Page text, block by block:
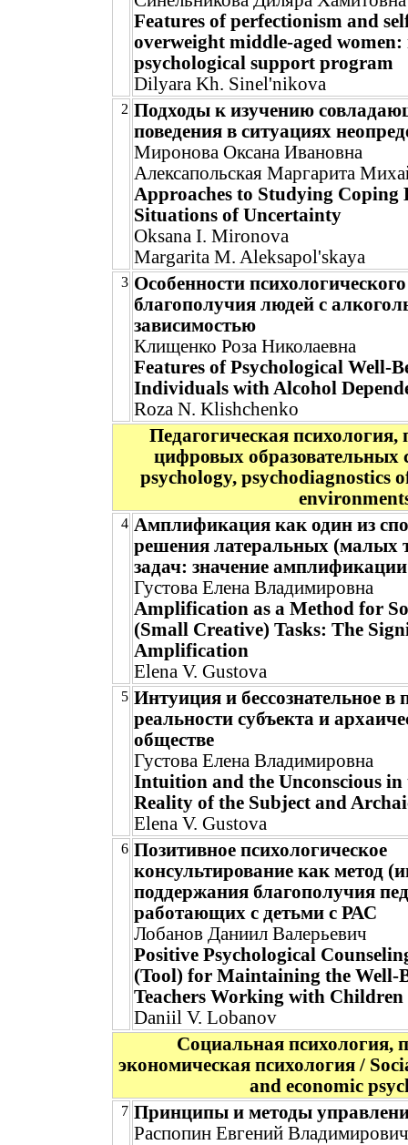
Features of perfectionism and
overweight middle-aged women:
psychological support program
Dilyara Kh. Sinel'nikova
2 Подходы к изучению
поведения в ситуациях
Миронова Оксана Ивановна
Алексапольская Маргарита
Approaches to Studying Coping
Situations of Uncertainty
Oksana I. Mironova
Margarita M. Aleksapol'skaya
3 Особенности психологического
благополучия людей с
зависимостью
Клищенко Роза Николаевна
Features of Psychological Well-
Individuals with Alcohol
Roza N. Klishchenko
Педагогическая психология,
цифровых образовательных
psychology, psychodiagnostics
4 Амплификация как один из
решения латеральных (малых
задач: значение амплификации
Густова Елена Владимировна
Amplification as a Method for
(Small Creative) Tasks: The
Amplification
Elena V. Gustova
5 Интуиция и бессознательное в
реальности субъекта и
обществе
Густова Елена Владимировна
Intuition and the Unconscious
Reality of the Subject and
Elena V. Gustova
6 Позитивное психологическое
консультирование как метод
поддержания благополучия
работающих с детьми с РАС
Лобанов Даниил Валерьевич
Positive Psychological
(Tool) for Maintaining the Well-
Teachers Working with
Daniil V. Lobanov
Социальная психология,
экономическая психология /
and economic
7 Принципы и методы
Распопин Евгений Владимирович